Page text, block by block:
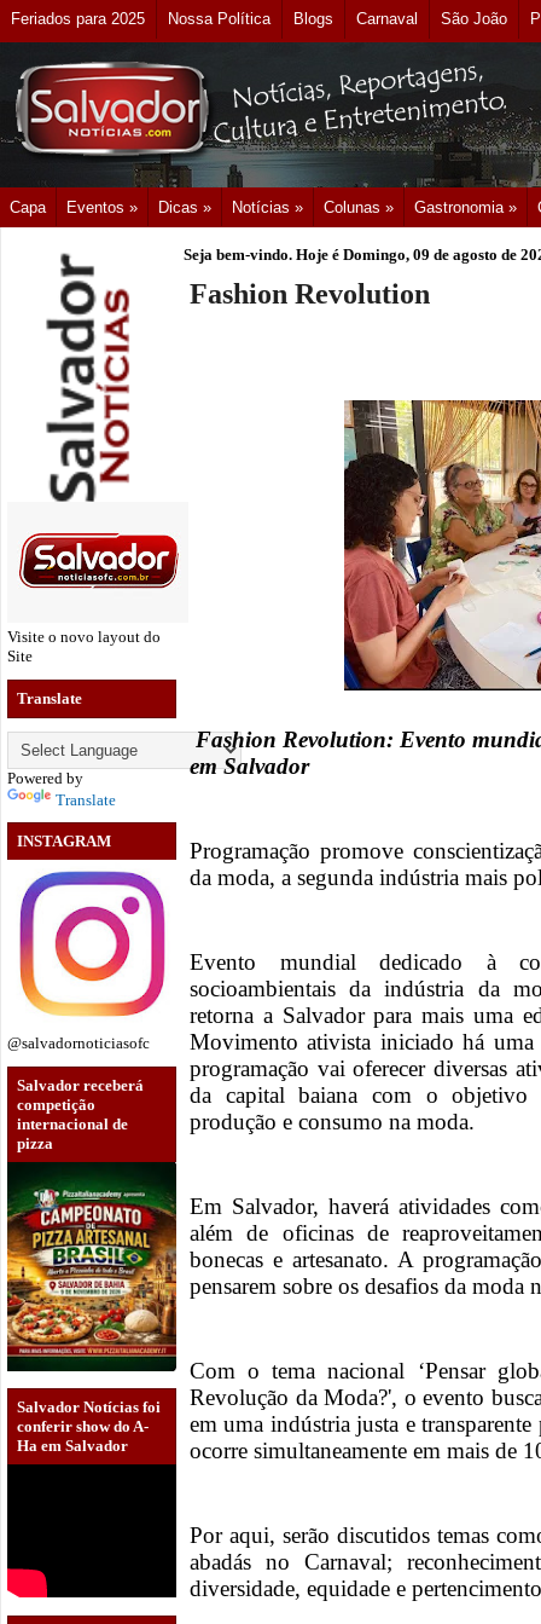
Feriados para 2025 Nossa Política Blogs Carnaval São João
Capa Eventos » Dicas » Notícias » Colunas » Gastronomia »
Visite o novo layout do
Site
Translate
Powered by
Translate
INSTAGRAM
@salvadornoticiasofc
Salvador receberá
competição
internacional de
pizza
Salvador Notícias foi
conferir show do A-
Ha em Salvador
Seja bem-vindo. Hoje é Domingo, 09 de agosto de
Fashion Revolution
Fashion Revolution: Evento
em Salvador
Programação promove
da moda, a segunda indústria mais
Evento mundial dedicado à
socioambientais da indústria da
retorna a Salvador para mais uma
Movimento ativista iniciado há uma
programação vai oferecer diversas
da capital baiana com o objetivo
produção e consumo na moda.
Em Salvador, haverá atividades
além de oficinas de
bonecas e artesanato. A
pensarem sobre os desafios da moda
Com o tema nacional ‘Pensar
Revolução da Moda?', o evento
em uma indústria justa e transparente
ocorre simultaneamente em mais de
Por aqui, serão discutidos temas
abadás no Carnaval;
diversidade, equidade e